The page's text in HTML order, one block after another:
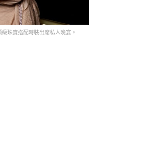
珠寶搭配時裝出席私人晚宴。